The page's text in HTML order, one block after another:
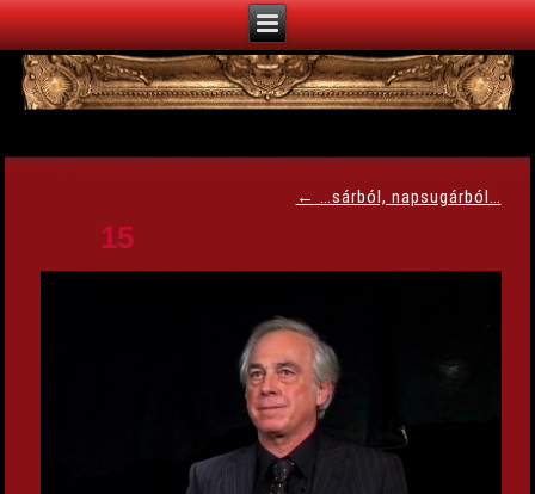
← …sárból, napsugárból…
15